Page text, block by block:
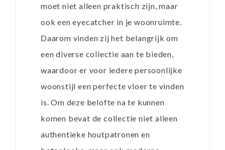
moet niet alleen praktisch zijn, maar
ook een eyecatcher in je woonruimte.
Daarom vinden zij het belangrijk om
een diverse collectie aan te bieden,
waardoor er voor iedere persoonlijke
woonstijl een perfecte vloer te vinden
is. Om deze belofte na te kunnen
komen bevat de collectie niet alleen
authentieke houtpatronen en